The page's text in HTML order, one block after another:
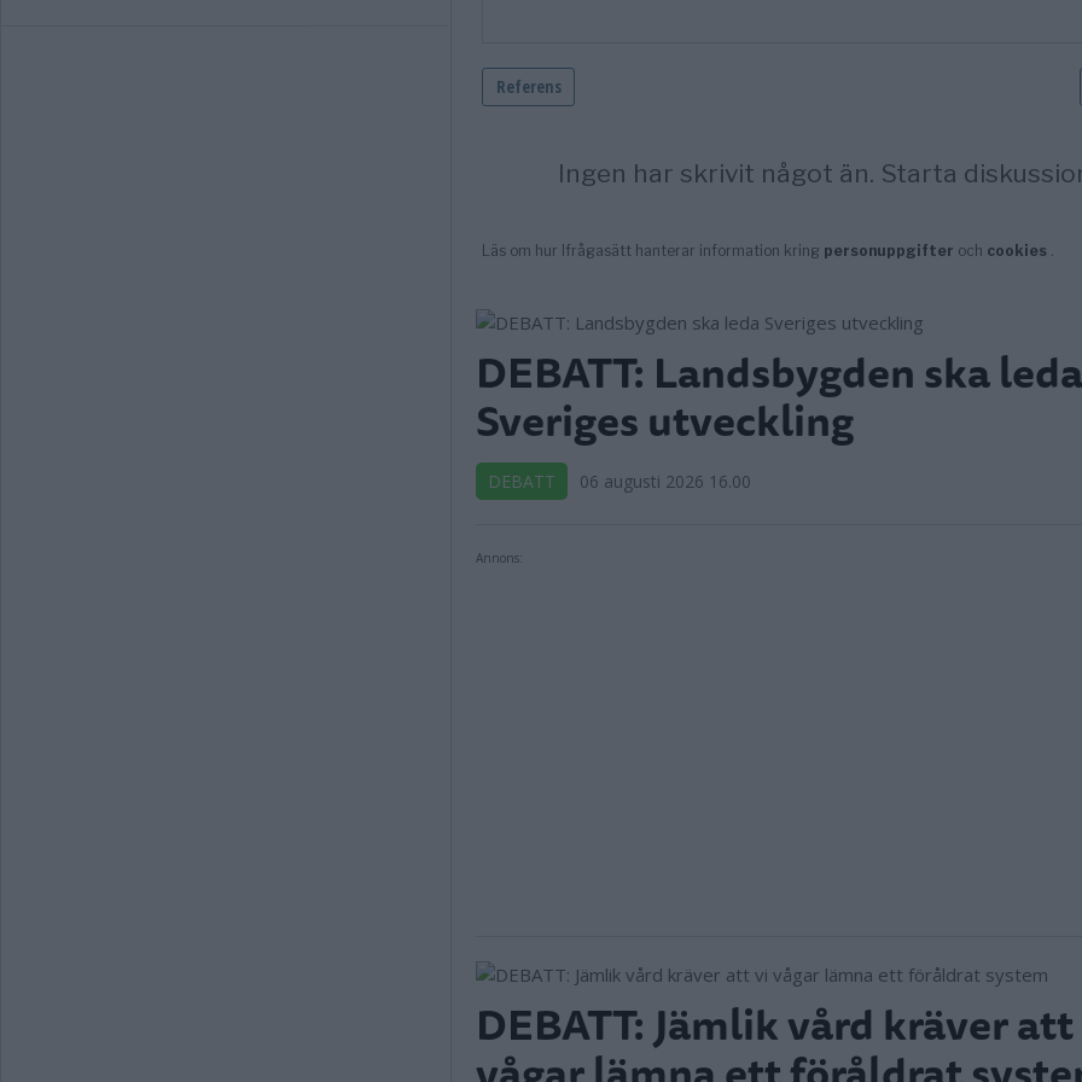
DEBATT: Landsbygden ska leda
Sveriges utveckling
DEBATT 06 augusti 2026 16.00
Annons:
DEBATT: Jämlik vård kräver